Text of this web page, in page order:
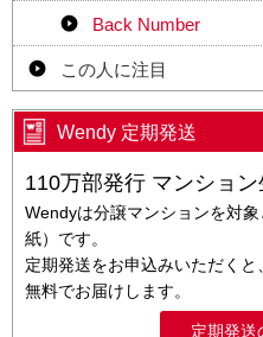
Back Number
この人に注目
Wendy 定期発送
110万部発行 マンショ
Wendyは分譲マンションを対
紙）です。
定期発送をお申込みいただく
無料でお届けします。
定期発送